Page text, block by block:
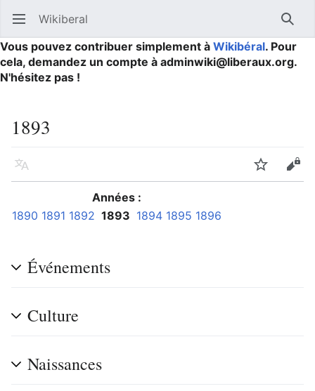
Ouvrir le menu principal Wikiberal
Vous pouvez contribuer simplement à Wikibéral. Pour
cela, demandez un compte à adminwiki@liberaux.org.
N'hésitez pas !
1893
Langue Suivre
Années :
1890 1891 1892 1893 1894 1895 1896
Événements
Culture
Naissances